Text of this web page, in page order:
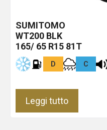
SUMITOMO
WT200 BLK
165/ 65 R15 81T
D C
Leggi tutto